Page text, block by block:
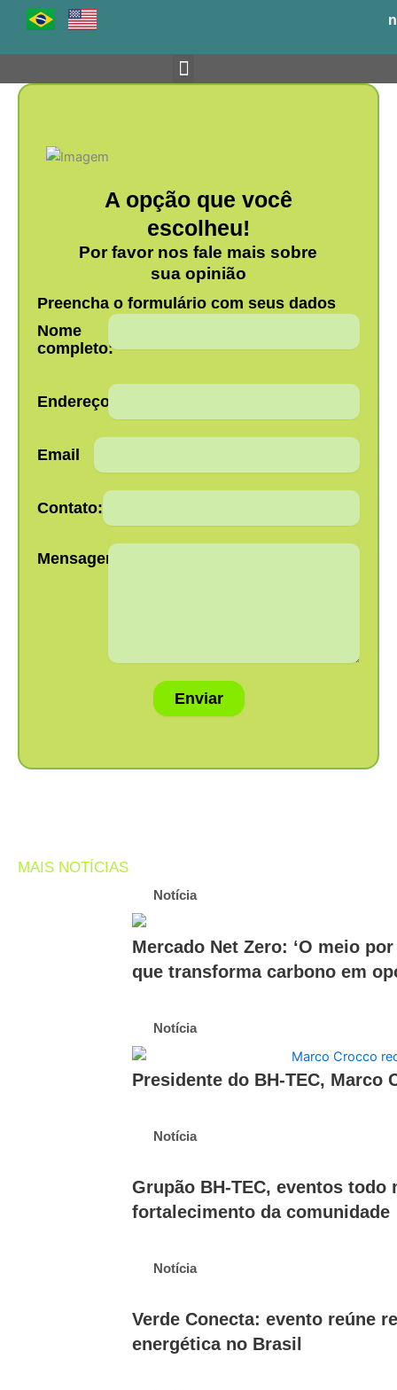
o
A opção que você
escolheu!
Por favor nos fale mais sobre
sua opinião
Preencha o formulário com seus dados
Nome
completo:
Endereço:
Email
Contato:
Mensagem:
Enviar
MAIS NOTÍCIAS
Notícia
Mercado Net Zero: ‘O meio
que transforma carbono em
Notícia
Presidente do BH-TEC, Marco
Notícia
Grupão BH-TEC, eventos
fortalecimento da comunidade
Notícia
Verde Conecta: evento reúne
energética no Brasil